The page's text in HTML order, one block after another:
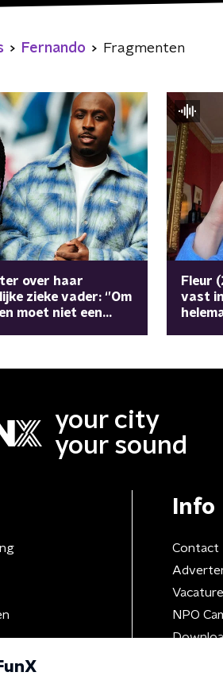
Fernando Fragmenten
over haar
zieke vader: ‘’Om
moet niet een
Fleur
vast
your city
your sound
Info
Contact
NPO